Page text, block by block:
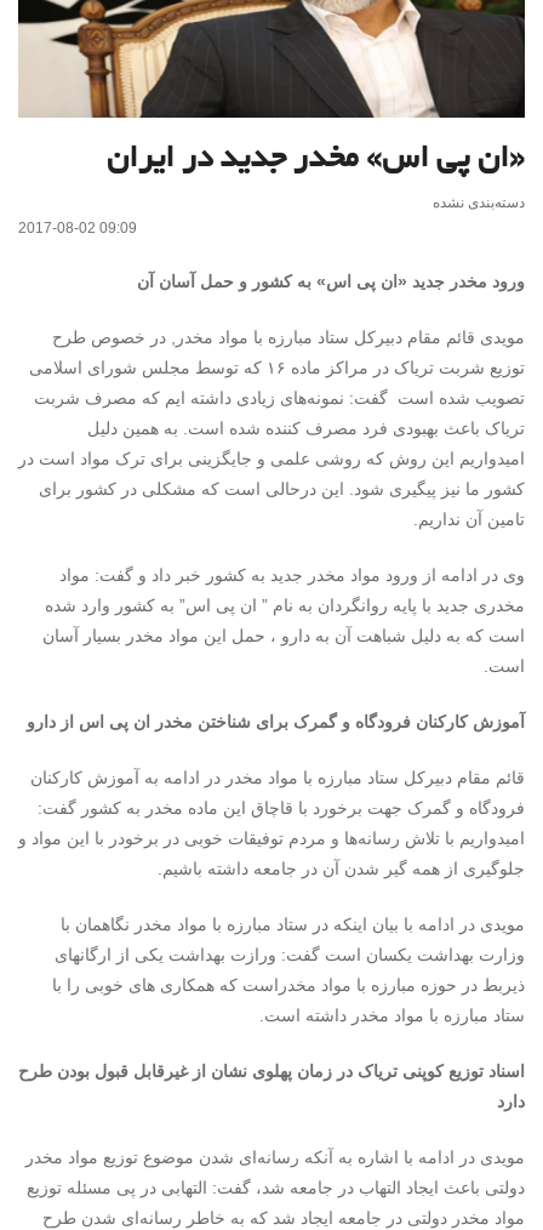
«ان پی اس» مخدر جدید در ایران
دسته‌بندی نشده
2017-08-02 09:09
ورود مخدر جدید «ان پی اس» به کشور و حمل آسان آن
مویدی قائم مقام دبیرکل ستاد مبارزه با مواد مخدر, در خصوص طرح
توزیع شربت تریاک در مراکز ماده ۱۶ که توسط مجلس شورای اسلامی
تصویب شده است گفت: نمونه‌های زیادی داشته ایم که مصرف شربت
تریاک باعث بهبودی فرد مصرف کننده شده است. به همین دلیل
امیدواریم این روش که روشی علمی و جایگزینی برای ترک مواد است در
کشور ما نیز پیگیری شود. این درحالی است که مشکلی در کشور برای
تامین آن نداریم.
وی در ادامه از ورود مواد مخدر جدید به کشور خبر داد و گفت: مواد
مخدری جدید با پایه روانگردان به نام ” ان پی اس” به کشور وارد شده
است که به دلیل شباهت آن به دارو ، حمل این مواد مخدر بسیار آسان
است.
آموزش کارکنان فرودگاه‌ و گمرک برای شناختن مخدر ان پی اس از دارو
قائم مقام دبیرکل ستاد مبارزه با مواد مخدر در ادامه به آموزش کارکنان
فرودگاه و گمرک جهت برخورد با قاچاق این ماده مخدر به کشور گفت:
امیدواریم با تلاش رسانه‌ها و مردم توفیقات خوبی در برخودر با این مواد و
جلوگیری از همه گیر شدن آن در جامعه داشته باشیم.
مویدی در ادامه با بیان اینکه در ستاد مبارزه با مواد مخدر نگاهمان با
وزارت بهداشت یکسان است گفت: ورازت بهداشت یکی از ارگانهای
ذیربط در حوزه مبارزه با مواد مخدراست که همکاری های خوبی را با
ستاد مبارزه با مواد مخدر داشته است.
اسناد توزیع کوپنی تریاک در زمان پهلوی نشان از غیرقابل قبول بودن طرح
دارد
مویدی در ادامه با اشاره به آنکه رسانه‌ای شدن موضوع توزیع مواد مخدر
دولتی باعث ایجاد التهاب در جامعه شد، گفت: التهابی در پی مسئله توزیع
مواد مخدر دولتی در جامعه ایجاد شد که به خاطر رسانه‌ای شدن طرح